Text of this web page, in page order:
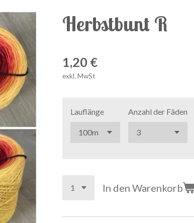
Herbstbunt R
1,20 €
exkl. MwSt
Lauflänge Anzahl der Fäden
In den Warenkorb